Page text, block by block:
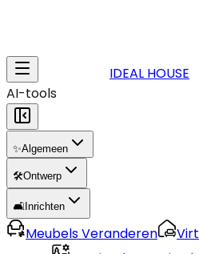
IDEAL HOUSE
AI-tools
✨Algemeen
🛠️Ontwerp
🛋️ Inrichten
Meubels Veranderen